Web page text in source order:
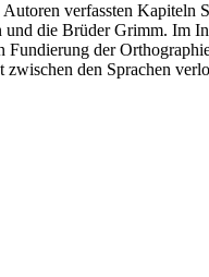
verfassten Kapiteln
und die Brüder Grimm. Im
Fundierung der
den Sprachen